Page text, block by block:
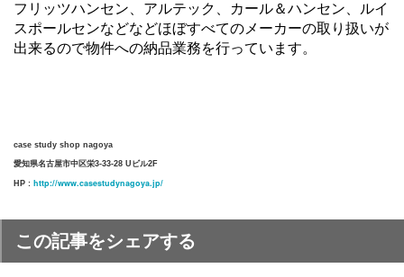
フリッツハンセン、アルテック、カール＆ハンセン、ルイ
スポールセンなどなどほぼすべてのメーカーの取り扱いが
出来るので物件への納品業務を行っています。
case study shop nagoya
愛知県名古屋市中区栄3-33-28 Uビル2F
HP : http://www.casestudynagoya.jp/
この記事をシェアする